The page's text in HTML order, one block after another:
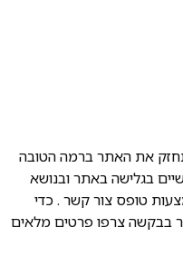
את האתר ברמה הטובה
בגלישה באתר ובנושא
טופס צור קשר . כדי
בבקשה צרפו פרטים מלאים